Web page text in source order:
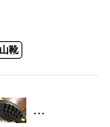
靴
…